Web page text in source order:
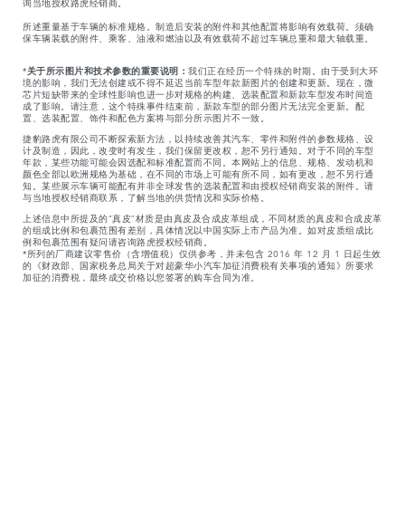
所述重量基于车辆的标准规格。制造后安装的附件和其他配置将影响有效载荷。须确
保车辆装载的附件、乘客、油液和燃油以及有效载荷不超过车辆总重和最大轴载重。
*关于所示图片和技术参数的重要说明： 我们正在经历一个特殊的时期。由于受到大环
境的影响，我们无法创建或不得不延迟当前车型年款新图片的创建和更新。现在，微
芯片短缺带来的全球性影响也进一步对规格的构建、选装配置和新款车型发布时间造
成了影响。请注意，这个特殊事件结束前，新款车型的部分图片无法完全更新。配
置、选装配置、饰件和配色方案将与部分所示图片不一致。
捷豹路虎有限公司不断探索新方法，以持续改善其汽车、零件和附件的参数规格、设
计及制造，因此，改变时有发生，我们保留更改权，恕不另行通知。对于不同的车型
年款，某些功能可能会因选配和标准配置而不同。本网站上的信息、规格、发动机和
颜色全部以欧洲规格为基础，在不同的市场上可能有所不同，如有更改，恕不另行通
知。某些展示车辆可能配有并非全球发售的选装配置和由授权经销商安装的附件。请
与当地授权经销商联系，了解当地的供货情况和实际价格。
上述信息中所提及的“真皮”材质是由真皮及合成皮革组成，不同材质的真皮和合成皮革
的组成比例和包裹范围有差别，具体情况以中国实际上市产品为准。如对皮质组成比
例和包裹范围有疑问请咨询路虎授权经销商。
*所列的厂商建议零售价（含增值税）仅供参考，并未包含 2016 年 12 月 1 日起生效
的《财政部、国家税务总局关于对超豪华小汽车加征消费税有关事项的通知》所要求
加征的消费税，最终成交价格以您签署的购车合同为准。